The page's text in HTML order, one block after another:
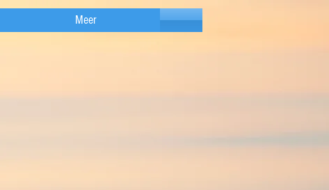
Meer